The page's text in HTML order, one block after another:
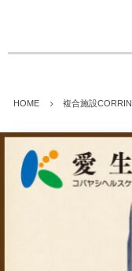
HOME 複合施設CORRIN